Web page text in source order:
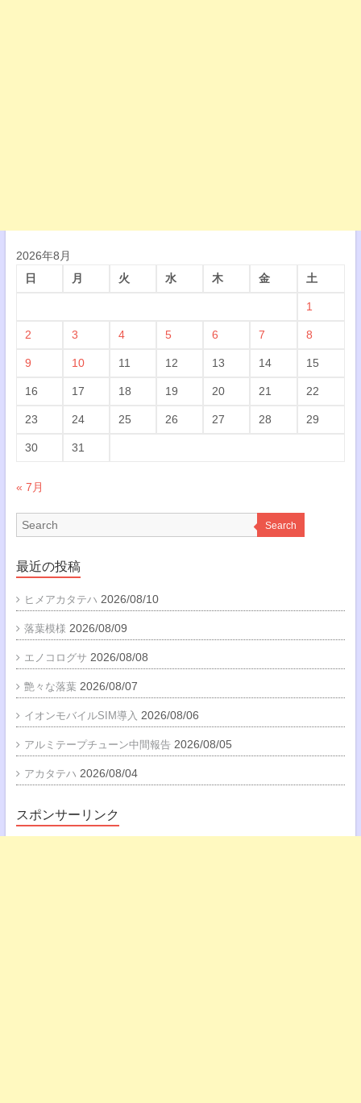
2026年8月
日
月 火 水 木 金 土
1
2 3 4 5 6 7 8
9 10 11 12 13 14 15
16 17 18 19 20 21 22
23 24 25 26 27 28 29
30 31
« 7月
Search
最近の投稿
ヒメアカタテハ 2026/08/10
落葉模様 2026/08/09
エノコログサ 2026/08/08
艶々な落葉 2026/08/07
イオンモバイルSIM導入 2026/08/06
アルミテープチューン中間報告 2026/08/05
アカタテハ 2026/08/04
スポンサーリンク